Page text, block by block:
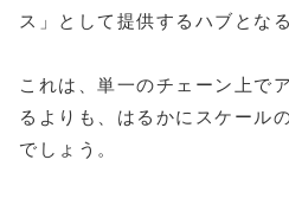
ス」として提供するハブとな
これは、単一のチェーン上で
るよりも、はるかにスケール
でしょう。